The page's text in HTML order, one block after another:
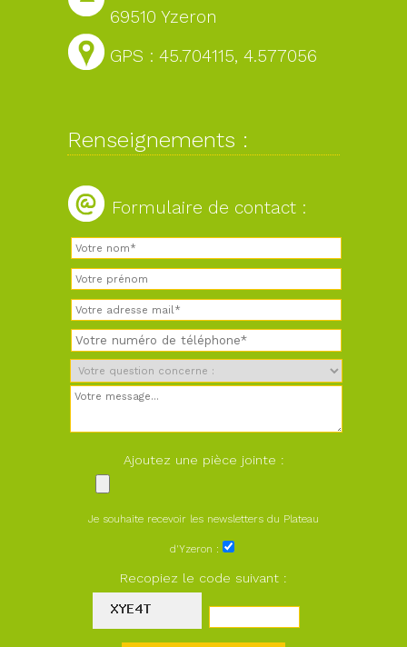
69510 Yzeron
GPS : 45.704115, 4.577056
Renseignements :
Formulaire de contact :
Ajoutez une pièce jointe :
Je souhaite recevoir les newsletters du Plateau
d'Yzeron :
Recopiez le code suivant :